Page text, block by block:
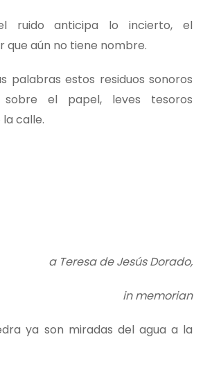
ruido anticipa lo incierto, el
aún no tiene nombre.
palabras estos residuos sonoros
sobre el papel, leves tesoros
calle.
a Teresa de Jesús Dorado,
in memorian
ya son miradas del agua a la